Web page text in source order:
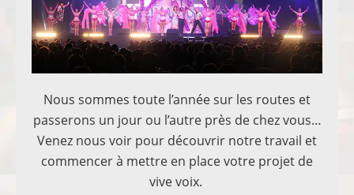
Nous sommes toute l’année sur les routes et
passerons un jour ou l’autre près de chez vous…
Venez nous voir pour découvrir notre travail et
commencer à mettre en place votre projet de
vive voix.